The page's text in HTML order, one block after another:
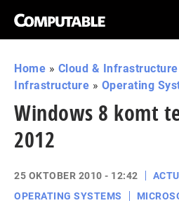
Home » Cloud & Infrastructure
Infrastructure » Operating
Windows 8 komt
2012
25 OKTOBER 2010 - 12:42
OPERATING SYSTEMS